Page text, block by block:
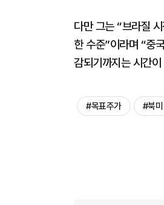
다만 그는 “브라질
한 수준”이라며 “중
감되기까지는 시간
#목표주가 #북미